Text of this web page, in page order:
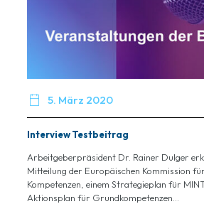
 5. März 2020
Interview Testbeitrag
Arbeitgeberpräsident Dr. Rainer Dulger
Mitteilung der Europäischen Kommission
Kompetenzen, einem Strategieplan für
Aktionsplan für Grundkompetenzen...